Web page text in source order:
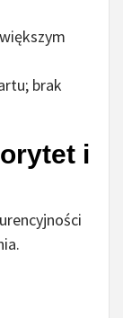
brak
i